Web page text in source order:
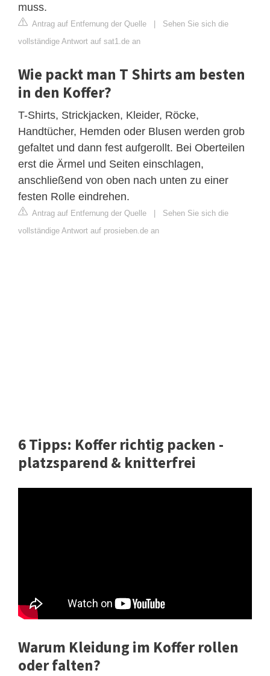
muss.
Antrag auf Entfernung der Quelle
Sehen Sie sich die
vollständige Antwort auf sat1.de an
Wie packt man T Shirts am besten
in den Koffer?
T-Shirts, Strickjacken, Kleider, Röcke,
Handtücher, Hemden oder Blusen werden grob
gefaltet und dann fest aufgerollt. Bei Oberteilen
erst die Ärmel und Seiten einschlagen,
anschließend von oben nach unten zu einer
festen Rolle eindrehen.
Antrag auf Entfernung der Quelle
Sehen Sie sich die
vollständige Antwort auf prosieben.de an
6 Tipps: Koffer richtig packen -
platzsparend & knitterfrei
Warum Kleidung im Koffer rollen
oder falten?